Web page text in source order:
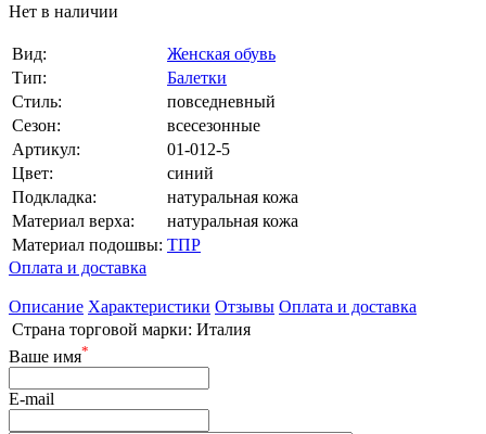
Нет в наличии
Вид:
Женская обувь
Тип:
Балетки
Стиль:
повседневный
Сезон:
всесезонные
Артикул:
01-012-5
Цвет:
синий
Подкладка:
натуральная кожа
Материал верха:
натуральная кожа
Материал подошвы: ТПР
Оплата и доставка
Описание Характеристики Отзывы Оплата и доставка
Страна торговой марки: Италия
Ваше имя*
E-mail